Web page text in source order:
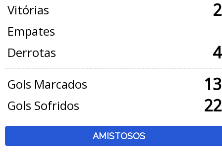
Vitórias
Empates
Derrotas
Gols Marcados
Gols Sofridos
AMISTOSOS